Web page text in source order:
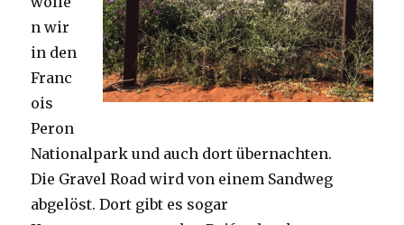
n wir
in den
Franc
ois
Peron
Nationalpark und auch dort übernachten.
Die Gravel Road wird von einem Sandweg
abgelöst. Dort gibt es sogar